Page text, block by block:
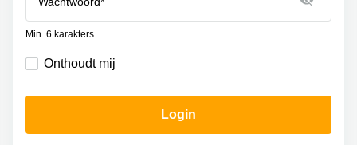
Bedrijfsruimte
Breda
Hengelo
Deventer
Kantoor
huren
Reeuwijk
center
Min. 6 karakters
Onthoudt mij
Login